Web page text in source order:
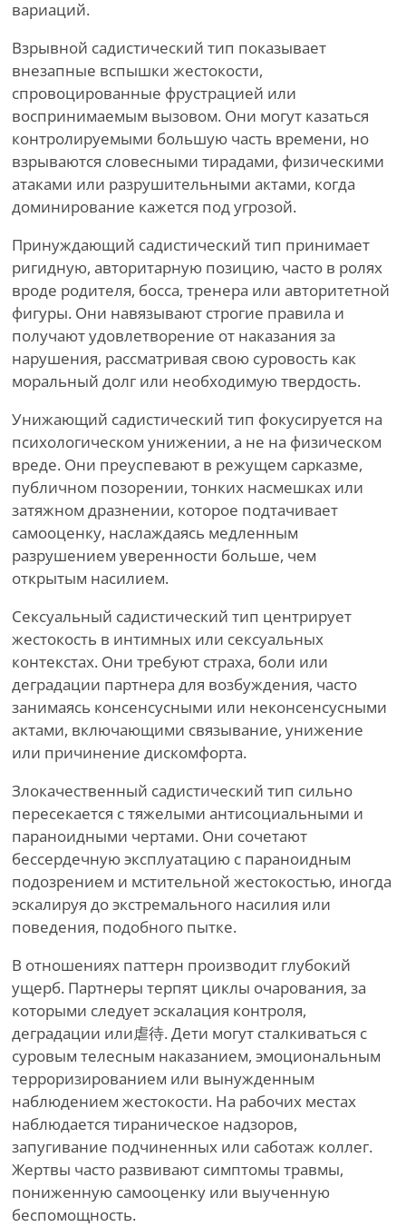
вариаций.
Взрывной садистический тип показывает
внезапные вспышки жестокости,
спровоцированные фрустрацией или
воспринимаемым вызовом. Они могут казаться
контролируемыми большую часть времени, но
взрываются словесными тирадами, физическими
атаками или разрушительными актами, когда
доминирование кажется под угрозой.
Принуждающий садистический тип принимает
ригидную, авторитарную позицию, часто в ролях
вроде родителя, босса, тренера или авторитетной
фигуры. Они навязывают строгие правила и
получают удовлетворение от наказания за
нарушения, рассматривая свою суровость как
моральный долг или необходимую твердость.
Унижающий садистический тип фокусируется на
психологическом унижении, а не на физическом
вреде. Они преуспевают в режущем сарказме,
публичном позорении, тонких насмешках или
затяжном дразнении, которое подтачивает
самооценку, наслаждаясь медленным
разрушением уверенности больше, чем
открытым насилием.
Сексуальный садистический тип центрирует
жестокость в интимных или сексуальных
контекстах. Они требуют страха, боли или
деградации партнера для возбуждения, часто
занимаясь консенсусными или неконсенсусными
актами, включающими связывание, унижение
или причинение дискомфорта.
Злокачественный садистический тип сильно
пересекается с тяжелыми антисоциальными и
параноидными чертами. Они сочетают
бессердечную эксплуатацию с параноидным
подозрением и мстительной жестокостью, иногда
эскалируя до экстремального насилия или
поведения, подобного пытке.
В отношениях паттерн производит глубокий
ущерб. Партнеры терпят циклы очарования, за
которыми следует эскалация контроля,
деградации или虐待. Дети могут сталкиваться с
суровым телесным наказанием, эмоциональным
терроризированием или вынужденным
наблюдением жестокости. На рабочих местах
наблюдается тираническое надзоров,
запугивание подчиненных или саботаж коллег.
Жертвы часто развивают симптомы травмы,
пониженную самооценку или выученную
беспомощность.